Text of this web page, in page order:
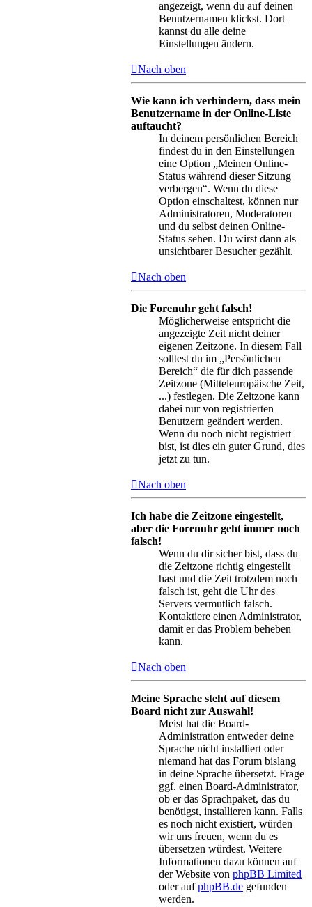
angezeigt, wenn du auf deinen
Benutzernamen klickst. Dort
kannst du alle deine
Einstellungen ändern.
Nach oben
Wie kann ich verhindern, dass mein
Benutzername in der Online-Liste
auftaucht?
In deinem persönlichen Bereich
findest du in den Einstellungen
eine Option „Meinen Online-
Status während dieser Sitzung
verbergen“. Wenn du diese
Option einschaltest, können nur
Administratoren, Moderatoren
und du selbst deinen Online-
Status sehen. Du wirst dann als
unsichtbarer Besucher gezählt.
Nach oben
Die Forenuhr geht falsch!
Möglicherweise entspricht die
angezeigte Zeit nicht deiner
eigenen Zeitzone. In diesem Fall
solltest du im „Persönlichen
Bereich“ die für dich passende
Zeitzone (Mitteleuropäische Zeit,
...) festlegen. Die Zeitzone kann
dabei nur von registrierten
Benutzern geändert werden.
Wenn du noch nicht registriert
bist, ist dies ein guter Grund, dies
jetzt zu tun.
Nach oben
Ich habe die Zeitzone eingestellt,
aber die Forenuhr geht immer noch
falsch!
Wenn du dir sicher bist, dass du
die Zeitzone richtig eingestellt
hast und die Zeit trotzdem noch
falsch ist, geht die Uhr des
Servers vermutlich falsch.
Kontaktiere einen Administrator,
damit er das Problem beheben
kann.
Nach oben
Meine Sprache steht auf diesem
Board nicht zur Auswahl!
Meist hat die Board-
Administration entweder deine
Sprache nicht installiert oder
niemand hat das Forum bislang
in deine Sprache übersetzt. Frage
ggf. einen Board-Administrator,
ob er das Sprachpaket, das du
benötigst, installieren kann. Falls
es noch nicht existiert, würden
wir uns freuen, wenn du es
übersetzen würdest. Weitere
Informationen dazu können auf
der Website von phpBB Limited
oder aufphpBB.de gefunden
werden.